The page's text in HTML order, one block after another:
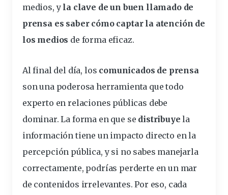
medios, y la clave de un buen llamado de
prensa es saber cómo captar la atención de
los medios de forma eficaz.
Al final del día, los comunicados de prensa
son una poderosa herramienta que todo
experto en relaciones públicas debe
dominar. La forma en que se distribuye la
información tiene un impacto directo en la
percepción pública, y si no sabes manejarla
correctamente, podrías perderte en un mar
de contenidos irrelevantes. Por eso, cada